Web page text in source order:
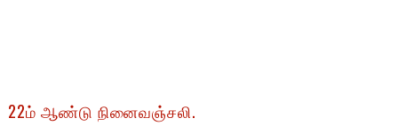
22ம் ஆண்டு நினைவஞ்சலி.